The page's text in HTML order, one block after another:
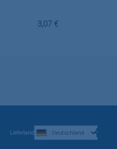
Regulärer Preis:
3,07 €
Lieferland